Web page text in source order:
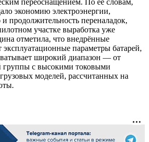
экономию электроэнергии,
и продолжительность переналадок,
участке выработка уже
отметила, что внедрённые
параметры батарей,
широкий диапазон — от
группы с высокими токовыми
моделей, рассчитанных на